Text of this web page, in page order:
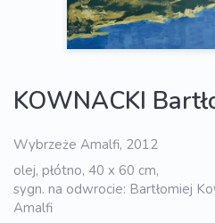
KOWNACKI
Wybrzeże Amalfi, 2012
olej, płótno, 40 x 60 cm,
sygn. na odwrocie: Bartłomiej
Amalfi